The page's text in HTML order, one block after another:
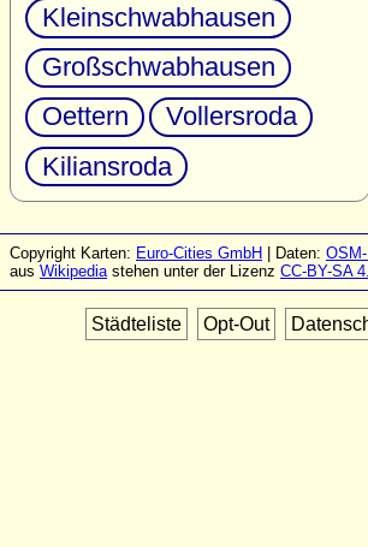
Kleinschwabhausen
Großschwabhausen
Oettern
Vollersroda
Kiliansroda
Copyright Karten: Euro-Cities GmbH | Daten:
aus Wikipediastehen unter der Lizenz CC-BY-SA
Städteliste Opt-Out